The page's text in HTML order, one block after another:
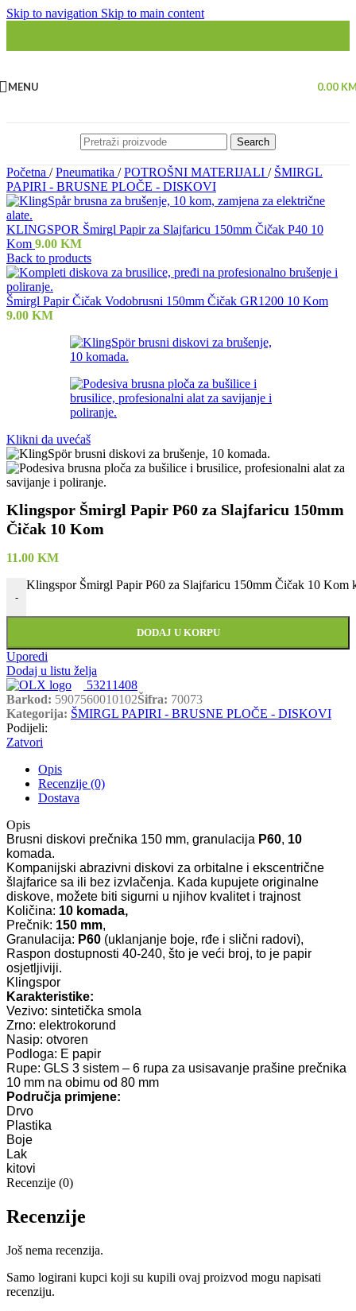
Skip to navigation Skip to main content
MENU 0.00
Search
Početna / Pneumatika / POTROŠNI MATERIJALI / ŠMIRGL
PAPIRI - BRUSNE PLOČE - DISKOVI
KLINGSPOR Šmirgl Papir za Slajfaricu 150mm Čičak P40 10
Kom 9.00 KM
Back to products
Šmirgl Papir Čičak Vodobrusni 150mm Čičak GR1200 10 Kom
9.00 KM
Klikni da uvećaš
Klingspor Šmirgl Papir P60 za Slajfaricu 150mm
Čičak 10 Kom
11.00 KM
-
Klingspor Šmirgl Papir P60 za Slajfaricu 150mm Čičak 10 Kom
DODAJ U KORPU
Uporedi
Dodaj u listu želja
53211408
Barkod: 5907560010102Šifra: 70073
Kategorija: ŠMIRGL PAPIRI - BRUSNE PLOČE - DISKOVI
Podijeli:
Zatvori
Opis
Recenzije (0)
Dostava
Opis
Brusni diskovi prečnika 150 mm, granulacija P60, 10
komada.
Kompanijski abrazivni diskovi za orbitalne i ekscentrične
šlajfarice sa ili bez izvlačenja. Kada kupujete originalne
diskove, možete biti sigurni u njihov kvalitet i trajnost
Količina: 10 komada,
Prečnik: 150 mm,
Granulacija: P60 (uklanjanje boje, rđe i slični radovi),
Raspon dostupnosti 40-240, što je veći broj, to je papir
osjetljiviji.
Klingspor
Karakteristike:
Vezivo: sintetička smola
Zrno: elektrokorund
Nasip: otvoren
Podloga: E papir
Rupe: GLS 3 sistem – 6 rupa za usisavanje prašine prečnika
10 mm na obimu od 80 mm
Područja primjene:
Drvo
Plastika
Boje
Lak
kitovi
Recenzije (0)
Recenzije
Još nema recenzija.
Samo logirani kupci koji su kupili ovaj proizvod mogu napisati
recenziju.